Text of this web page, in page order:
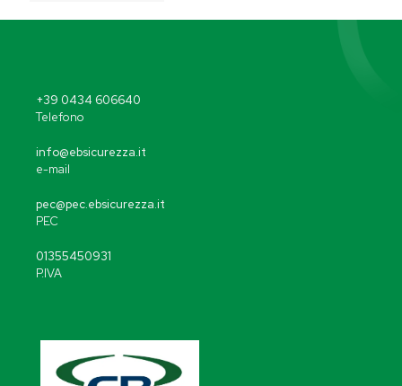
+39 0434 606640
Telefono
info@ebsicurezza.it
e-mail
pec@pec.ebsicurezza.it
PEC
01355450931
P.IVA